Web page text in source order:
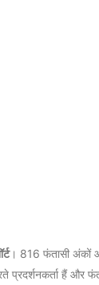
। 816 फंतासी अंकों
हैं और